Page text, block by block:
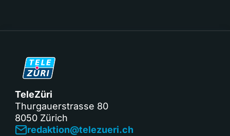
TeleZüri
Thurgauerstrasse 80
8050 Zürich
redaktion@telezueri.ch